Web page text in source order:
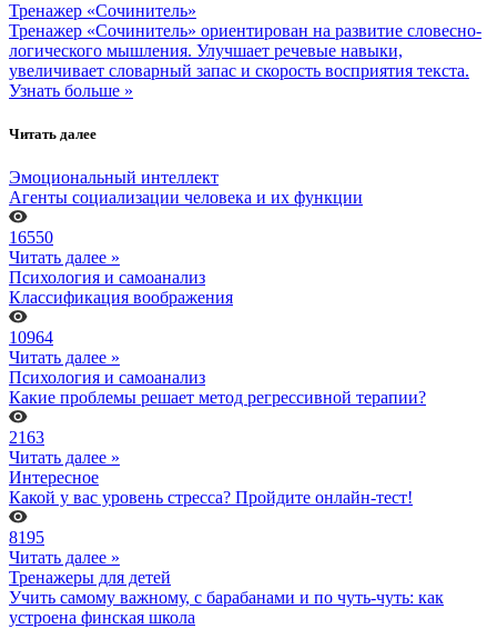
Тренажер «Сочинитель»
Тренажер «Сочинитель» ориентирован на развитие словесно-
логического мышления. Улучшает речевые навыки,
увеличивает словарный запас и скорость восприятия текста.
Узнать больше »
Читать далее
Эмоциональный интеллект
Агенты социализации человека и их функции
16550
Читать далее »
Психология и самоанализ
Классификация воображения
10964
Читать далее »
Психология и самоанализ
Какие проблемы решает метод регрессивной терапии?
2163
Читать далее »
Интересное
Какой у вас уровень стресса? Пройдите онлайн-тест!
8195
Читать далее »
Тренажеры для детей
Учить самому важному, с барабанами и по чуть-чуть: как
устроена финская школа